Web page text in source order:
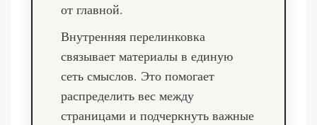
от главной.
Внутренняя перелинковка
связывает материалы в единую
сеть смыслов. Это помогает
распределить вес между
страницами и подчеркнуть важные